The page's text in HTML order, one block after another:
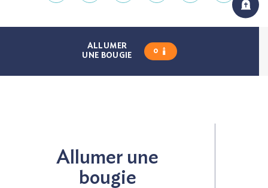
ALLUMER
UNE BOUGIE
0
Allumer une
bougie